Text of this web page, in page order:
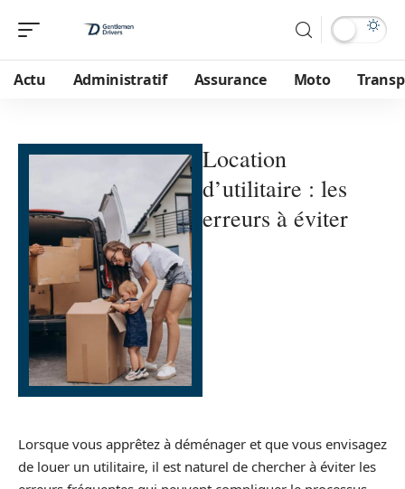
Actu Administratif Assurance Moto
Location
d’utilitaire : les
erreurs à éviter
Lorsque vous apprêtez à déménager et que vous envisagez
de louer un utilitaire, il est naturel de chercher à éviter les